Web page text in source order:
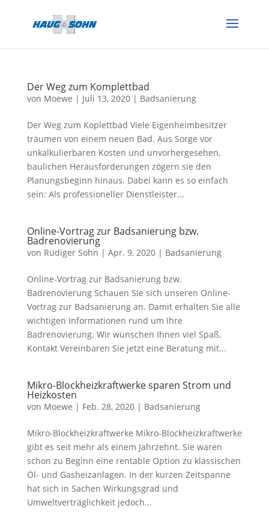
Der Weg zum Komplettbad
von Moewe | Juli 13, 2020| Badsanierung
Der Weg zum Koplettbad Viele Eigenheimbesitzer
träumen von einem neuen Bad. Aus Sorge vor
unkalkulierbaren Kosten und unvorhergesehen,
baulichen Herausforderungen zögern sie den
Planungsbeginn hinaus. Dabei kann es so einfach
sein: Als professioneller Dienstleister...
Online-Vortrag zur Badsanierung bzw.
Badrenovierung
von Rüdiger Sohn | Apr. 9, 2020| Badsanierung
Online-Vortrag zur Badsanierung bzw.
Badrenovierung Schauen Sie sich unseren Online-
Vortrag zur Badsanierung an. Damit erhalten Sie alle
wichtigen Informationen rund um Ihre
Badrenovierung. Wir wünschen Ihnen viel Spaß.
Kontakt Vereinbaren Sie jetzt eine Beratung mit...
Mikro-Blockheizkraftwerke sparen Strom und
Heizkosten
von Moewe | Feb. 28, 2020| Badsanierung
Mikro-Blockheizkraftwerke Mikro-Blockheizkraftwerke
gibt es seit mehr als einem Jahrzehnt. Sie waren
schon zu Beginn eine rentable Option zu klassischen
Öl- und Gasheizanlagen. In der kurzen Zeitspanne
hat sich in Sachen Wirkungsgrad und
Umweltverträglichkeit jedoch...